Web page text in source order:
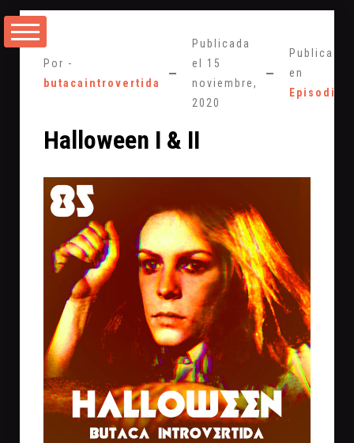
Saltarse
Por -
butacaintrovertida
Publicada
el 15
noviembre,
2020
Publicada
en
Episodios
Halloween I & II